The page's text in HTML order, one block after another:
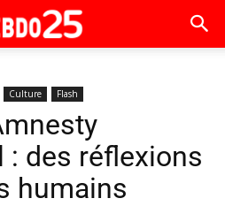
Culture Flash
: des réflexions
humains